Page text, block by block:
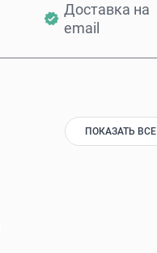
Доставка на
email
ПОКАЗАТЬ ВСЕ